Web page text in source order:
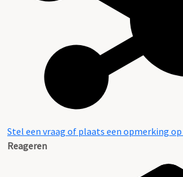
Stel een vraag of plaats een opmerking
Reageren